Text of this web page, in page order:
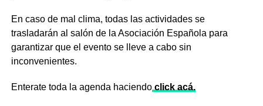
En caso de mal clima, todas las actividades se
trasladarán al salón de la Asociación Española para
garantizar que el evento se lleve a cabo sin
inconvenientes.
Enterate toda la agenda haciendoclick acá.